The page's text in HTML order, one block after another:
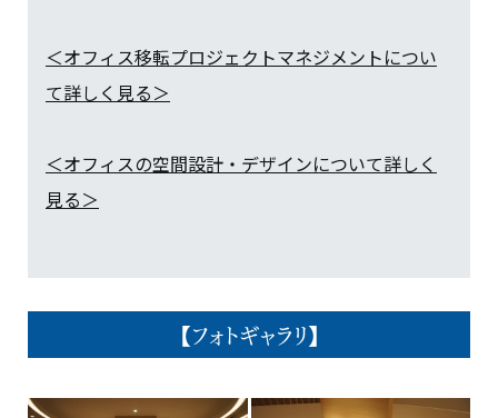
＜オフィス移転プロジェクトマネジメントについ
て詳しく見る＞
＜オフィスの空間設計・デザインについて詳しく
見る＞
【フォトギャラリ】